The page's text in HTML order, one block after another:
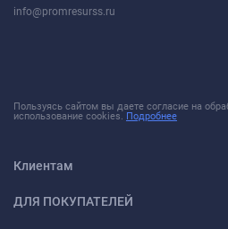
info@promresurss.ru
Пользуясь сайтом вы даете согласие на
использование cookies. Подробнее
Клиентам
ДЛЯ ПОКУПАТЕЛЕЙ